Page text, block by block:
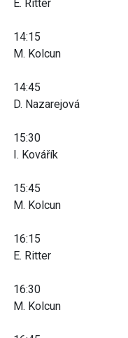
E. Ritter
14:15
M. Kolcun
14:45
D. Nazarejová
15:30
I. Kovářík
15:45
M. Kolcun
16:15
E. Ritter
16:30
M. Kolcun